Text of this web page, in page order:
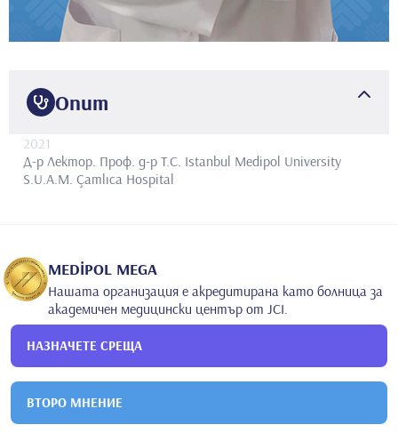
Опит
2021
Д-р Лектор. Проф. д-р T.C. Istanbul Medipol University
S.U.A.M. Çamlıca Hospital
MEDİPOL MEGA
Нашата организация е акредитирана като болница за
академичен медицински център от JCI.
НАЗНАЧЕТЕ СРЕЩА
ВТОРО МНЕНИЕ